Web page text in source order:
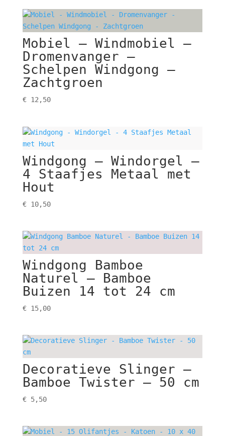
Mobiel – Windmobiel –
Dromenvanger –
Schelpen Windgong –
Zachtgroen
€12,50
Windgong – Windorgel –
4 Staafjes Metaal met
Hout
€10,50
Windgong Bamboe
Naturel – Bamboe
Buizen 14 tot 24 cm
€15,00
Decoratieve Slinger –
Bamboe Twister – 50 cm
€5,50